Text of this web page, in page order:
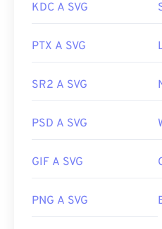
KDC A SVG
PTX A SVG
SR2 A SVG
PSD A SVG
GIF A SVG
PNG A SVG